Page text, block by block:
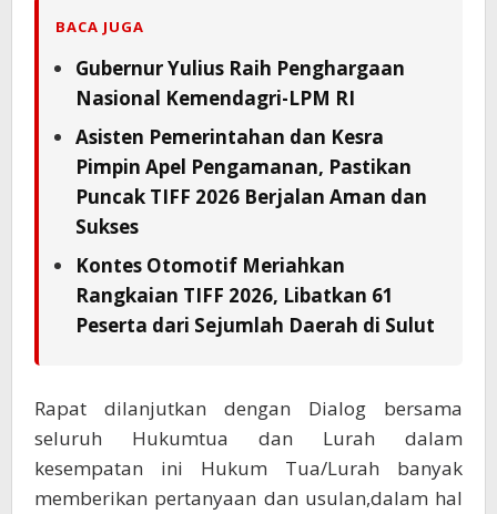
BACA JUGA
Gubernur Yulius Raih Penghargaan
Nasional Kemendagri-LPM RI
Asisten Pemerintahan dan Kesra
Pimpin Apel Pengamanan, Pastikan
Puncak TIFF 2026 Berjalan Aman dan
Sukses
Kontes Otomotif Meriahkan
Rangkaian TIFF 2026, Libatkan 61
Peserta dari Sejumlah Daerah di Sulut
Rapat dilanjutkan dengan Dialog bersama
seluruh Hukumtua dan Lurah dalam
kesempatan ini Hukum Tua/Lurah banyak
memberikan pertanyaan dan usulan,dalam hal